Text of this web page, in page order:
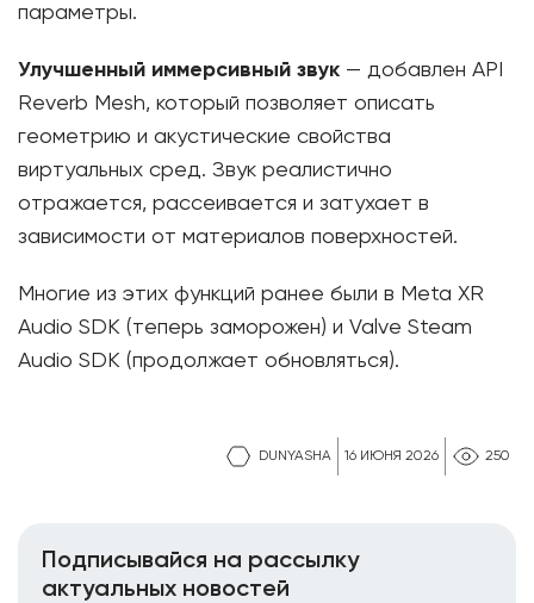
DUNYASHA 16 ИЮНЯ 2026 250
параметры.
Улучшенный иммерсивный звук — добавлен API
Reverb Mesh, который позволяет описать
геометрию и акустические свойства
виртуальных сред. Звук реалистично
отражается, рассеивается и затухает в
зависимости от материалов поверхностей.
Многие из этих функций ранее были в Meta XR
Audio SDK (теперь заморожен) и Valve Steam
Audio SDK (продолжает обновляться).
Подписывайся на рассылку
актуальных новостей